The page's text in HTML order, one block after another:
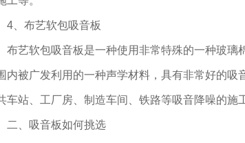
4、布艺软包吸音板
布艺软包吸音板是一种使用非常特殊的一种玻璃
内被广发利用的一种声学材料，具有非常好的吸
车站、工厂房、制造车间、铁路等吸音降噪的施
二、吸音板如何挑选